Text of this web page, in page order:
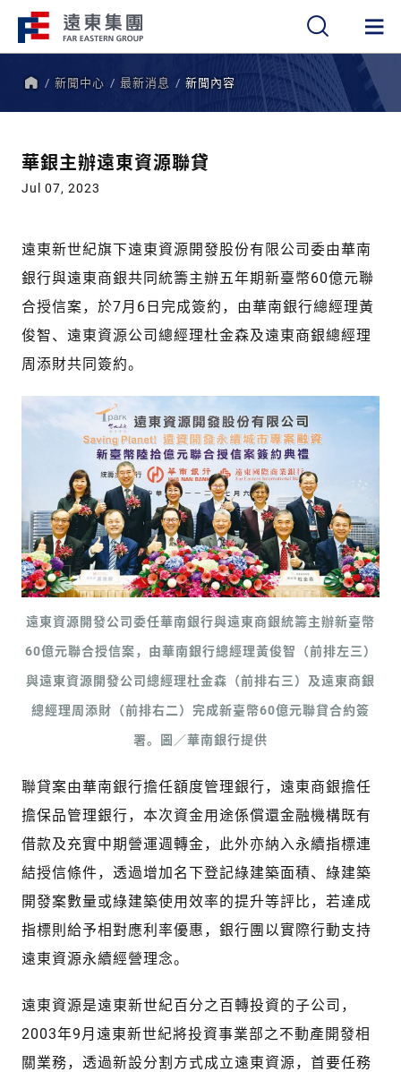
新聞中心 最新消息 新聞內容
華銀主辦遠東資源聯貸
Jul 07, 2023
遠東新世紀旗下遠東資源開發股份有限公司委由華南
銀行與遠東商銀共同統籌主辦五年期新臺幣60億元聯
合授信案，於7月6日完成簽約，由華南銀行總經理黃
俊智、遠東資源公司總經理杜金森及遠東商銀總經理
周添財共同簽約。
遠東資源開發公司委任華南銀行與遠東商銀統籌主辦新臺幣
60億元聯合授信案，由華南銀行總經理黃俊智（前排左三）
與遠東資源開發公司總經理杜金森（前排右三）及遠東商銀
總經理周添財（前排右二）完成新臺幣60億元聯貸合約簽
署。圖／華南銀行提供
聯貸案由華南銀行擔任額度管理銀行，遠東商銀擔任
擔保品管理銀行，本次資金用途係償還金融機構既有
借款及充實中期營運週轉金，此外亦納入永續指標連
結授信條件，透過增加名下登記綠建築面積、綠建築
開發案數量或綠建築使用效率的提升等評比，若達成
指標則給予相對應利率優惠，銀行團以實際行動支持
遠東資源永續經營理念。
遠東資源是遠東新世紀百分之百轉投資的子公司，
2003年9月遠東新世紀將投資事業部之不動產開發相
關業務，透過新設分割方式成立遠東資源，首要任務